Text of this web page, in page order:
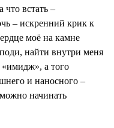
что встать –
– искренний крик к
моё на камне
найти внутри меня
а того
и наносного –
начинать